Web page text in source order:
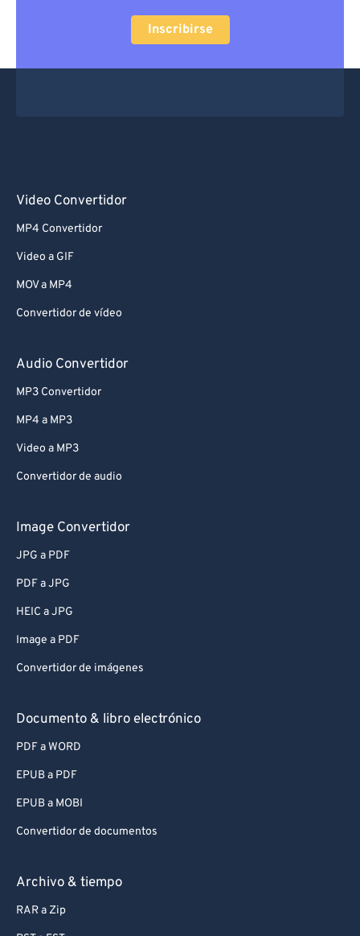
Inscribirse
Video Convertidor
MP4 Convertidor
Video a GIF
MOV a MP4
Convertidor de vídeo
Audio Convertidor
MP3 Convertidor
MP4 a MP3
Video a MP3
Convertidor de audio
Image Convertidor
JPG a PDF
PDF a JPG
HEIC a JPG
Image a PDF
Convertidor de imágenes
Documento & libro electrónico
PDF a WORD
EPUB a PDF
EPUB a MOBI
Convertidor de documentos
Archivo & tiempo
RAR a Zip